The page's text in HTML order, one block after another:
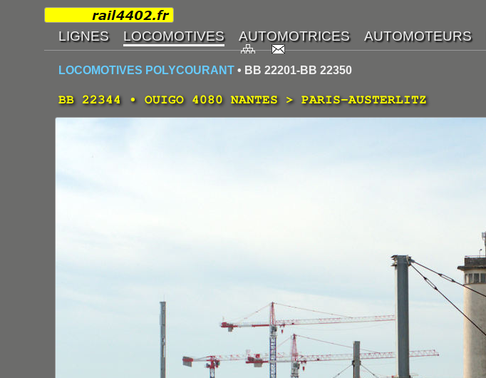
LOCOMOTIVES POLYCOURANT • BB 22201-BB 22350
BB 22344 • OUIGO 4080 NANTES > PARIS-AUSTERLITZ